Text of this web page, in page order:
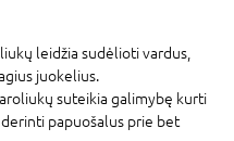
leidžia sudėlioti vardus,
juokelius.
suteikia galimybę kurti
papuošalus prie bet